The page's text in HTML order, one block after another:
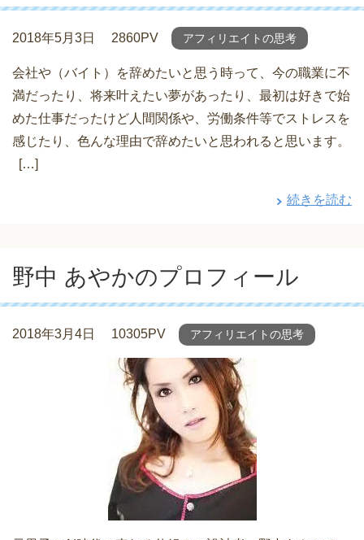
2018年5月3日 2860PV アフィリエイトの思考
会社や（バイト）を辞めたいと思う時って、今の職業に不
満だったり、将来叶えたい夢があったり、最初は好きで始
めた仕事だったけど人間関係や、労働条件等でストレスを
感じたり、色んな理由で辞めたいと思われると思います。
[…]
続きを読む
野中 あやかのプロフィール
2018年3月4日 10305PV アフィリエイトの思考